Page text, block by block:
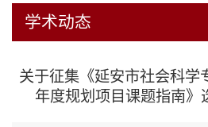
学术动态
关于征集《延安市社会科学
年度规划项目课题指南》